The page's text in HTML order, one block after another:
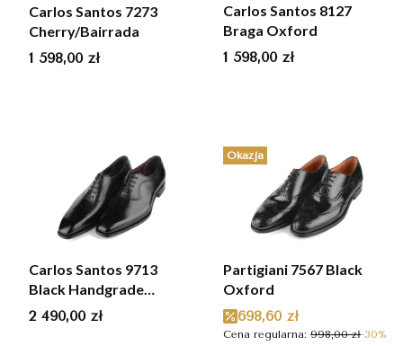
Carlos Santos 7273
Cherry/Bairrada
Cena
1 598,00 zł
Carlos Santos 8127
Braga Oxford
Cena
1 598,00 zł
Carlos Santos 9713
Black Handgrade
Oxford
Cena
2 490,00 zł
Okazja
Partigiani 7567 Black
Oxford
Cena promocyjna
698,60 zł
Cena regularna: 998,00 zł-30%